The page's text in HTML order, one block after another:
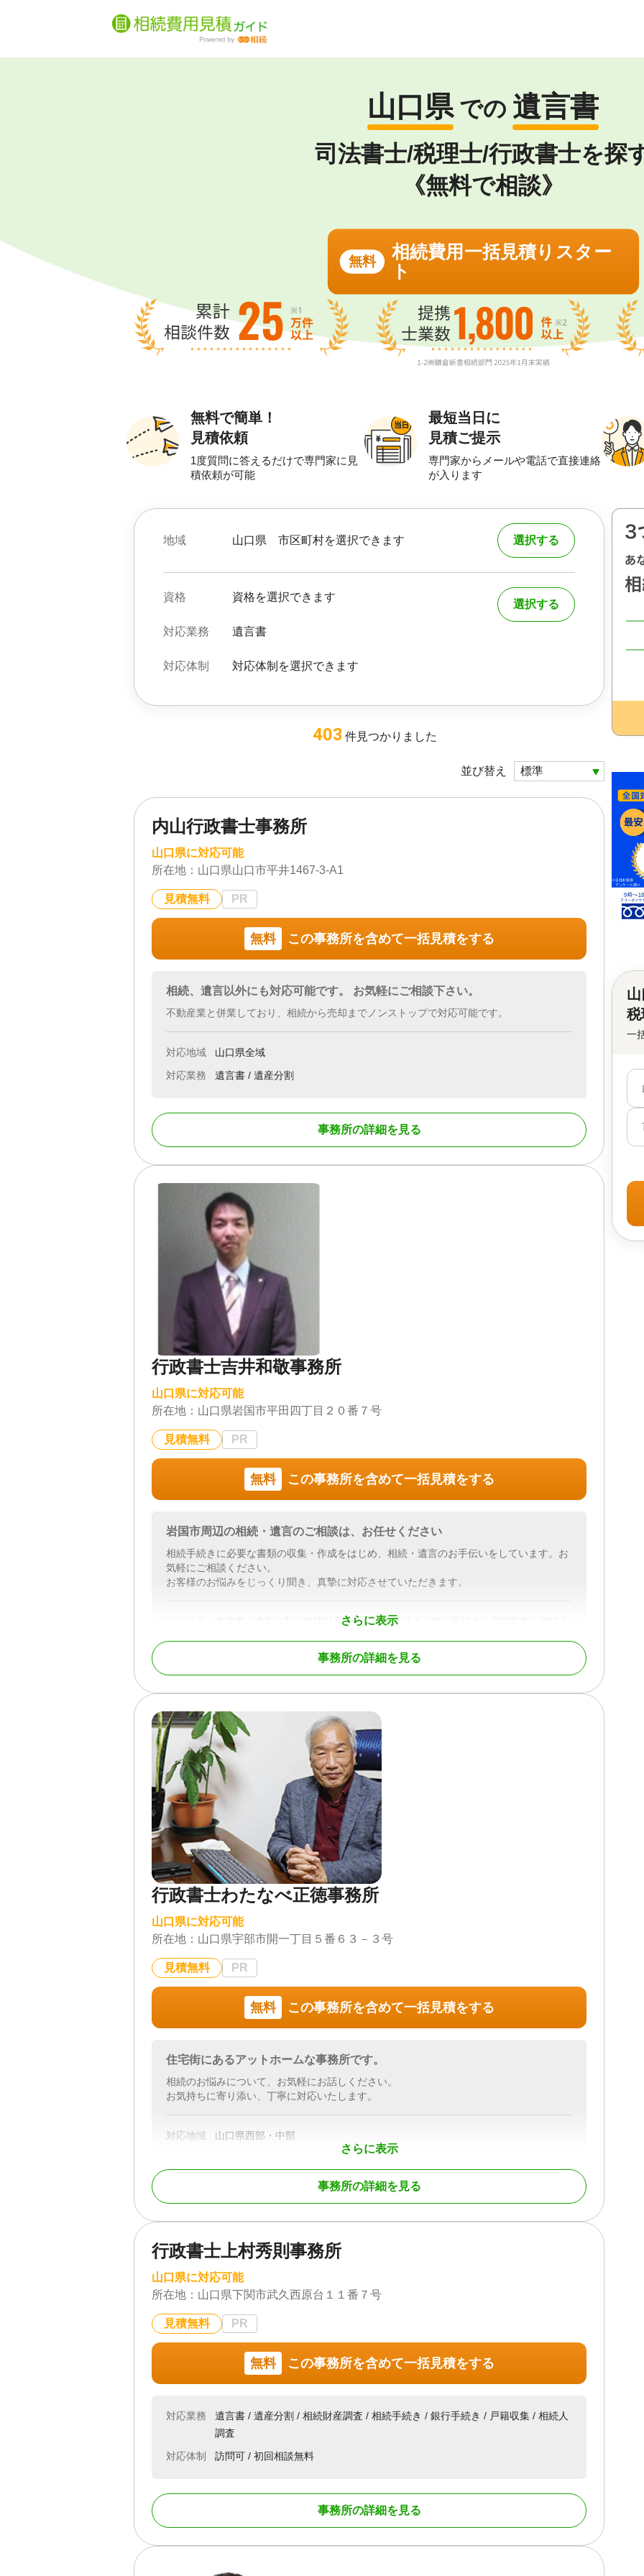
山口県 での 遺言書
司法書士/税理士/行政書士を探
《無料で相談》
無料
相続費用一括見積りスター
ト
無料で簡単！
見積依頼
1度質問に答えるだけで専門家に見
積依頼が可能
最短当日に
見積ご提示
専門家からメールや電話で直接連絡
が入ります
地域 山口県 市区町村を選択できます 選択する
資格 資格を選択できます
対応業務 遺言書
対応体制 対応体制を選択できます
選択する
403 件見つかりました
並び替え
内山行政書士事務所
山口県に対応可能
所在地： 山口県山口市平井1467-3-A1
見積無料 PR
無料 この事務所を含めて一括見積をする
相続、遺言以外にも対応可能です。 お気軽にご相談下さい。
不動産業と併業しており、相続から売却までノンストップで対応可能です。
対応地域
山口県全域
対応業務
遺言書 / 遺産分割
事務所の詳細を見る
行政書士吉井和敬事務所
山口県に対応可能
所在地： 山口県岩国市平田四丁目２０番７号
見積無料 PR
無料 この事務所を含めて一括見積をする
さらに表示
岩国市周辺の相続・遺言のご相談は、お任せください
相続手続きに必要な書類の収集・作成をはじめ、相続・遺言のお手伝いをしています。お
気軽にご相談ください。
お客様のお悩みをじっくり聞き、真摯に対応させていただきます。
遺言書 / 遺産分割 / 相続財産調査 / 相続手続き / 銀行手続き / 戸籍収集 / 相続人
調査
訪問可 / 初回相談無料 / 事務所面談可
事務所の詳細を見る
行政書士わたなべ正徳事務所
山口県に対応可能
所在地： 山口県宇部市開一丁目５番６３－３号
見積無料 PR
無料 この事務所を含めて一括見積をする
さらに表示
住宅街にあるアットホームな事務所です。
相続のお悩みについて、お気軽にお話しください。
お気持ちに寄り添い、丁寧に対応いたします。
対応地域
山口県西部・中部
遺言書 / 遺産分割 / 相続財産調査 / 相続手続き / 銀行手続き / 戸籍収集 / 相続人
事務所の詳細を見る
行政書士上村秀則事務所
山口県に対応可能
所在地： 山口県下関市武久西原台１１番７号
見積無料 PR
無料 この事務所を含めて一括見積をする
対応業務
遺言書 / 遺産分割 / 相続財産調査 / 相続手続き / 銀行手続き / 戸籍収集 / 相続人
調査
対応体制
訪問可 / 初回相談無料
事務所の詳細を見る
税
一